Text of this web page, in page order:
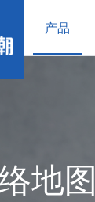
产品
地图